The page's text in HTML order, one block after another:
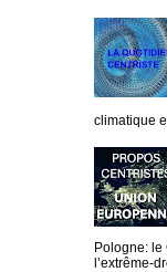
climatique
Pologne: le
l’extrême-